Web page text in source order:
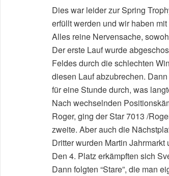
Dies war leider zur Spring
erfüllt werden und wir haben
Alles reine Nervensache,
Der erste Lauf wurde
Feldes durch die schlechten
diesen Lauf abzubrechen.
für eine Stunde durch, was
Nach wechselnden
Roger, ging der Star 7013 /
zweite. Aber auch die
Dritter wurden Martin
Den 4. Platz erkämpften sich
Dann folgten “Stare”, die man